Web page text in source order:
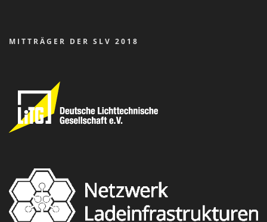
MITTRÄGER DER SLV 2018